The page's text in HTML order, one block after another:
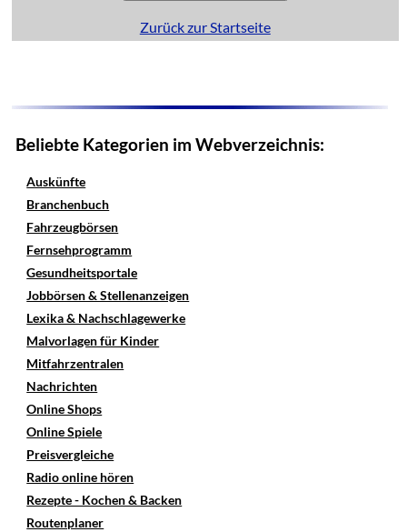
Zurück zur Startseite
Beliebte Kategorien im Webverzeichnis:
Auskünfte
Branchenbuch
Fahrzeugbörsen
Fernsehprogramm
Gesundheitsportale
Jobbörsen & Stellenanzeigen
Lexika & Nachschlagewerke
Malvorlagen für Kinder
Mitfahrzentralen
Nachrichten
Online Shops
Online Spiele
Preisvergleiche
Radio online hören
Rezepte - Kochen & Backen
Routenplaner